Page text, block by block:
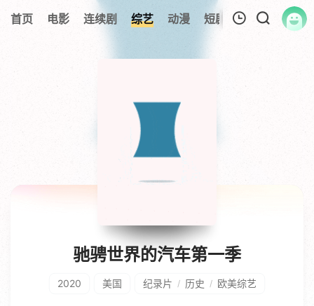
首页 电影 连续剧 综艺 动漫 短剧大全 纪录片
驰骋世界的汽车第一季
2020 美国 纪录片 / 历史 / 欧美综艺